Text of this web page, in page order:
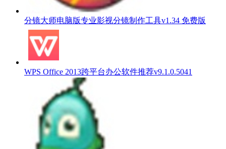
分镜大师电脑版专业影视分镜制作工具v1.34 免费版
WPS Office 2013跨平台办公软件推荐v9.1.0.5041